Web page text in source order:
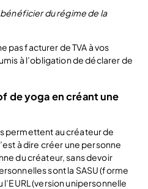
du régime de la
pas facturer de TVA à vos
à l’obligation de déclarer de
de yoga en créant une
permettent au créateur de
à dire créer une personne
du créateur, sans devoir
sont la SASU (forme
(version unipersonnelle